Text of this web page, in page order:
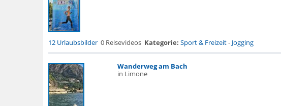
12 Urlaubsbilder 0 Reisevideos Kategorie: Sport & Freizeit- Jogging
Wanderweg am Bach
in Limone